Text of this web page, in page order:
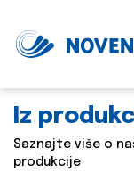
Iz
Saznajte više o
produkcije